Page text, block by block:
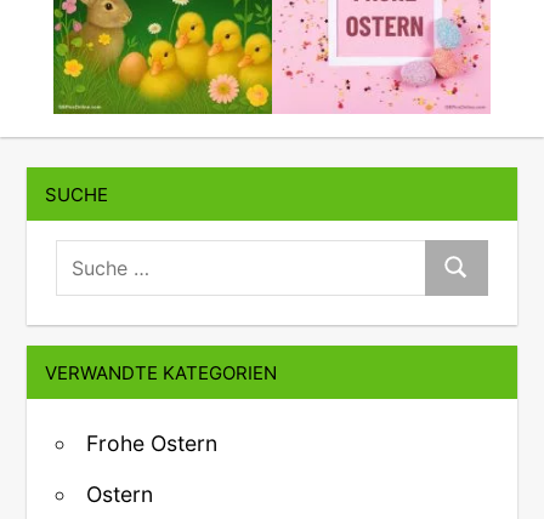
SUCHE
suche:
Suche
VERWANDTE KATEGORIEN
Frohe Ostern
Ostern